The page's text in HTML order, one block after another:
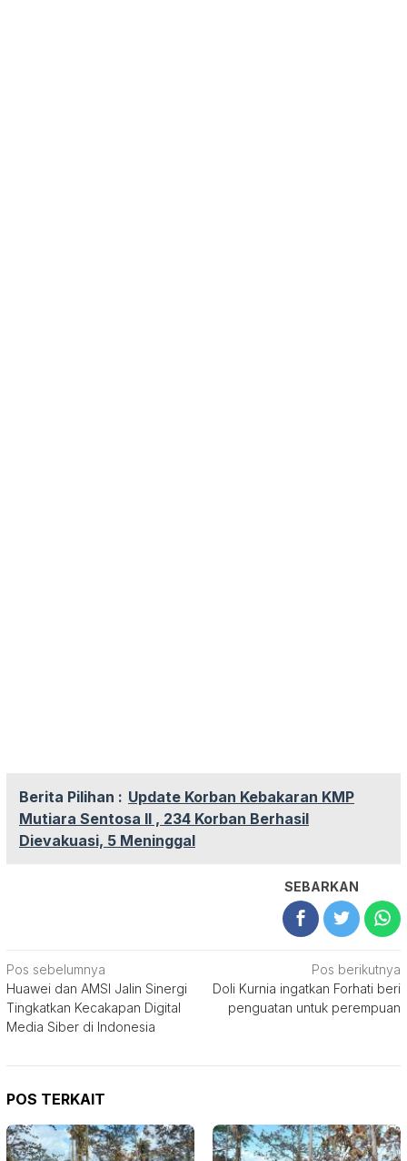
Berita Pilihan : Update Korban Kebakaran KMP
Mutiara Sentosa II , 234 Korban Berhasil
Dievakuasi, 5 Meninggal
SEBARKAN
Navigasi
pos
Pos sebelumnya
Huawei dan AMSI Jalin Sinergi
Tingkatkan Kecakapan Digital
Media Siber di Indonesia
Pos berikutnya
Doli Kurnia ingatkan Forhati beri
penguatan untuk perempuan
POS TERKAIT